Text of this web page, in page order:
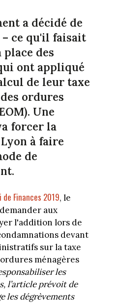
a décidé de
ce qu'il faisait
des
ont appliqué
de leur taxe
ordures
Une
forcer la
à faire
de
Finances 2019, le
aux
l'addition lors de
devant
sur la taxe
ménagères
les
l’article prévoit de
les dégrèvements